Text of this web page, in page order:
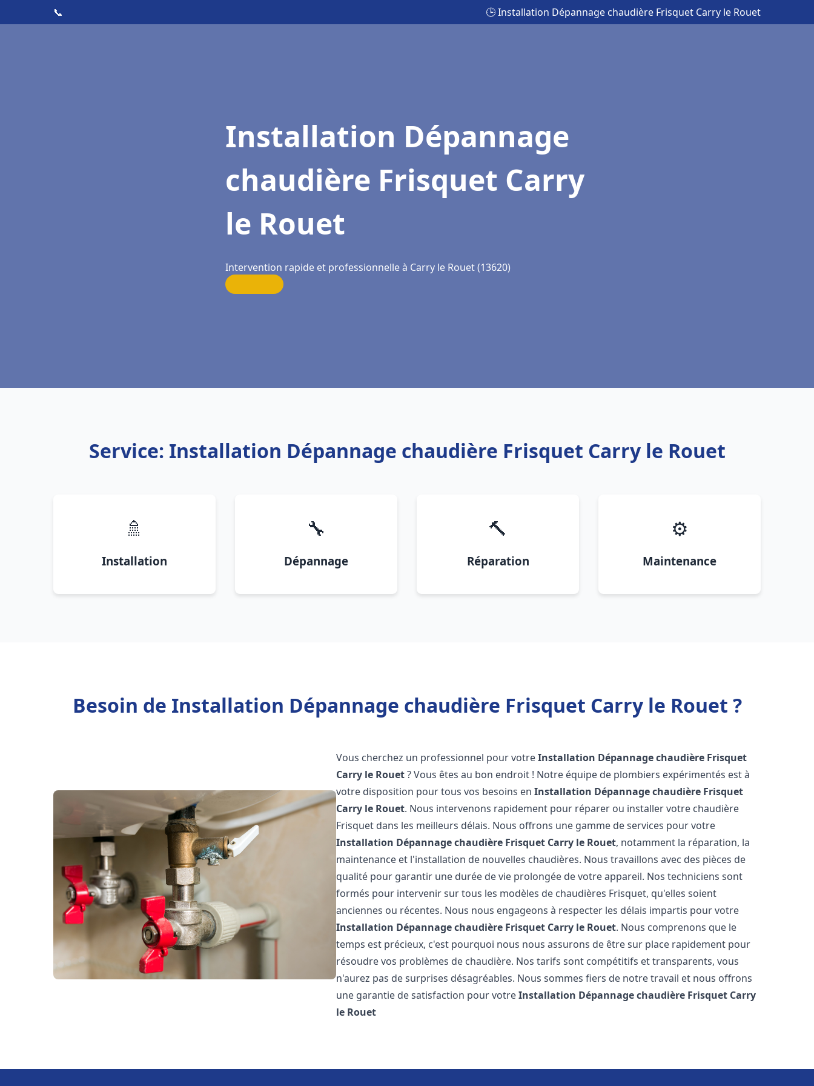
📞 🕒 Installation Dépannage chaudière Frisquet Carry le Rouet
Installation Dépannage
chaudière Frisquet Carry
le Rouet
Intervention rapide et professionnelle à Carry le Rouet (13620)
Service: Installation Dépannage chaudière Frisquet Carry le Rouet
🚿
Installation
🔧
Dépannage
🔨
Réparation
⚙️
Maintenance
Besoin de Installation Dépannage chaudière Frisquet Carry le Rouet ?
Vous cherchez un professionnel pour votreInstallation Dépannage chaudière Frisquet
Carry le Rouet? Vous êtes au bon endroit ! Notre équipe de plombiers expérimentés est à
votre disposition pour tous vos besoins enInstallation Dépannage chaudière Frisquet
Carry le Rouet. Nous intervenons rapidement pour réparer ou installer votre chaudière
Frisquet dans les meilleurs délais. Nous offrons une gamme de services pour votre
Installation Dépannage chaudière Frisquet Carry le Rouet, notamment la réparation, la
maintenance et l'installation de nouvelles chaudières. Nous travaillons avec des pièces de
qualité pour garantir une durée de vie prolongée de votre appareil. Nos techniciens sont
formés pour intervenir sur tous les modèles de chaudières Frisquet, qu'elles soient
anciennes ou récentes. Nous nous engageons à respecter les délais impartis pour votre
Installation Dépannage chaudière Frisquet Carry le Rouet. Nous comprenons que le
temps est précieux, c'est pourquoi nous nous assurons de être sur place rapidement pour
résoudre vos problèmes de chaudière. Nos tarifs sont compétitifs et transparents, vous
n'aurez pas de surprises désagréables. Nous sommes fiers de notre travail et nous offrons
une garantie de satisfaction pour votreInstallation Dépannage chaudière Frisquet Carry
le Rouet